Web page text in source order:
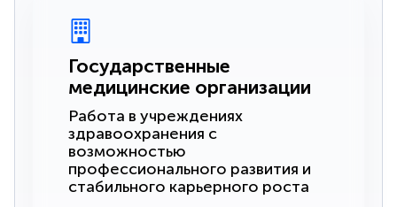
Государственные
медицинские организации
Работа в учреждениях
здравоохранения с
возможностью
профессионального развития и
стабильного карьерного роста